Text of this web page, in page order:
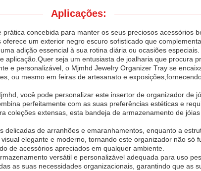
Aplicações:
concebida para manter os seus preciosos acessórios
um exterior negro escuro sofisticado que
adição essencial à sua rotina diária ou ocasiões especiais.
seja um entusiasta de joalharia que procura
e personalizável, o Mjmhd Jewelry Organizer Tray se
ou mesmo em feiras de artesanato e
você pode personalizar este insertor de organizador de
perfeitamente com as suas preferências estéticas e
coleções extensas, esta bandeja de armazenamento de
de arranhões e emaranhamentos, enquanto a
elegante e moderno, tornando este organizador não só
de acessórios apreciados em qualquer ambiente.
versátil e personalizável adequada para uso
as suas necessidades organizacionais, garantindo que as